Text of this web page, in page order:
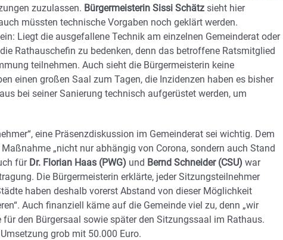
zuzulassen. Bürgermeisterin Sissi Schätz sieht hier
müssten technische Vorgaben noch geklärt werden.
Liegt die ausgefallene Technik am einzelnen Gemeinderat oder
Rathauschefin zu bedenken, denn das betroffene Ratsmitglied
teilnehmen. Auch sieht die Bürgermeisterin keine
einen großen Saal zum Tagen, die Inzidenzen haben es bisher
bei seiner Sanierung technisch aufgerüstet werden, um
eine Präsenzdiskussion im Gemeinderat sei wichtig. Dem
„nicht nur abhängig von Corona, sondern auch Stand
für Dr. Florian Haas (PWG) und Bernd Schneider (CSU) war
Die Bürgermeisterin erklärte, jeder Sitzungsteilnehmer
haben deshalb vorerst Abstand von dieser Möglichkeit
Auch finanziell käme auf die Gemeinde viel zu, denn „wir
den Bürgersaal sowie später den Sitzungssaal im Rathaus.
grob mit 50.000 Euro.